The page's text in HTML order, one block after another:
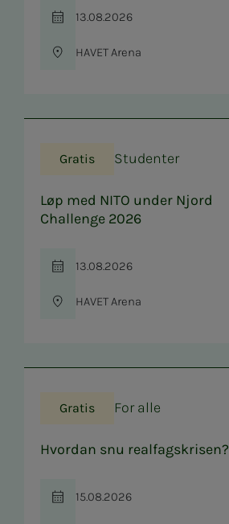
Tid
13.08.2026
Sted
HAVET Arena
Gratis Studenter
Løp med NITO under Njord
Challenge 2026
Tid
13.08.2026
Sted
HAVET Arena
Gratis For alle
Hvordan snu realfagskrisen?
Tid
15.08.2026